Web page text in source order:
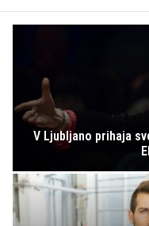
V Ljubljano prihaja